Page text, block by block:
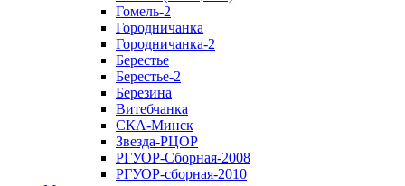
Гомель-2
Городничанка
Городничанка-2
Берестье
Берестье-2
Березина
Витебчанка
СКА-Минск
Звезда-РЦОР
РГУОР-Сборная-2008
РГУОР-сборная-2010